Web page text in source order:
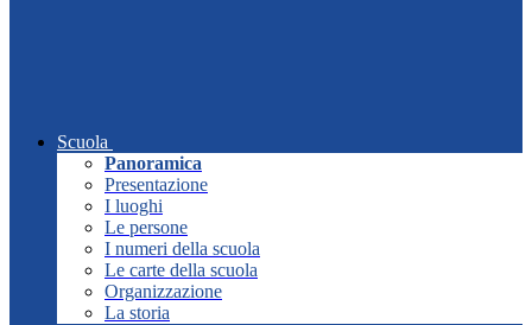
Scuola
Panoramica
Presentazione
I luoghi
Le persone
I numeri della scuola
Le carte della scuola
Organizzazione
La storia